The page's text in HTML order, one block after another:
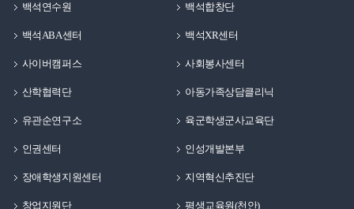
백석연수원 백석합창단
백석ABA센터 백석XR센터
사이버캠퍼스 사회봉사센터
산학협력단 아동가족상담클리닉
유관순연구소 육군학생군사교육단
인권센터 인성개발본부
장애학생지원센터 지역혁신추진단
창업지원단 평생교육원(천안)